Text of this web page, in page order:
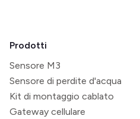
Prodotti
Sensore M3
Sensore di perdite d'acqua
Kit di montaggio cablato
Gateway cellulare